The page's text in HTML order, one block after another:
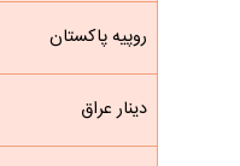
روپیه پاکستان
دینار عراق